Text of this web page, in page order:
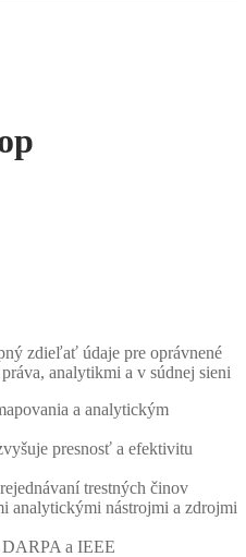
zdieľať údaje pre oprávnené
analytikmi a v súdnej sieni
a analytickým
presnosť a efektivitu
trestných činov
analytickými nástrojmi a zdrojmi
a IEEE